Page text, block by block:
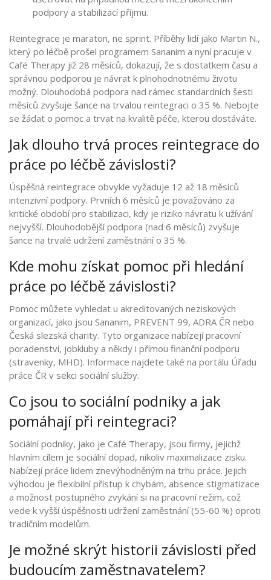
podpory a stabilizací příjmu.
Reintegrace je maraton, ne sprint. Příběhy lidí jako Martin N.,
který po léčbě prošel programem Sananim a nyní pracuje v
Café Therapy již 28 měsíců, dokazují, že s dostatkem času a
správnou podporou je návrat k plnohodnotnému životu
možný. Dlouhodobá podpora nad rámec standardních šesti
měsíců zvyšuje šance na trvalou reintegraci o 35 %. Nebojte
se žádat o pomoc a trvat na kvalitě péče, kterou dostáváte.
Jak dlouho trvá proces reintegrace do
práce po léčbě závislosti?
Úspěšná reintegrace obvykle vyžaduje 12 až 18 měsíců
intenzivní podpory. Prvních 6 měsíců je považováno za
kritické období pro stabilizaci, kdy je riziko návratu k užívání
nejvyšší. Dlouhodobější podpora (nad 6 měsíců) zvyšuje
šance na trvalé udržení zaměstnání o 35 %.
Kde mohu získat pomoc při hledání
práce po léčbě závislosti?
Pomoc můžete vyhledat u akreditovaných neziskových
organizací, jako jsou Sananim, PREVENT 99, ADRA ČR nebo
Česká slezská charity. Tyto organizace nabízejí pracovní
poradenství, jobkluby a někdy i přímou finanční podporu
(stravenky, MHD). Informace najdete také na portálu Úřadu
práce ČR v sekci sociální služby.
Co jsou to sociální podniky a jak
pomáhají při reintegraci?
Sociální podniky, jako je Café Therapy, jsou firmy, jejichž
hlavním cílem je sociální dopad, nikoliv maximalizace zisku.
Nabízejí práce lidem znevýhodněným na trhu práce. Jejich
výhodou je flexibilní přístup k chybám, absence stigmatizace
a možnost postupného zvykání si na pracovní režim, což
vede k vyšší úspěšnosti udržení zaměstnání (55-60 %) oproti
tradičním modelům.
Je možné skrýt historii závislosti před
budoucím zaměstnavatelem?